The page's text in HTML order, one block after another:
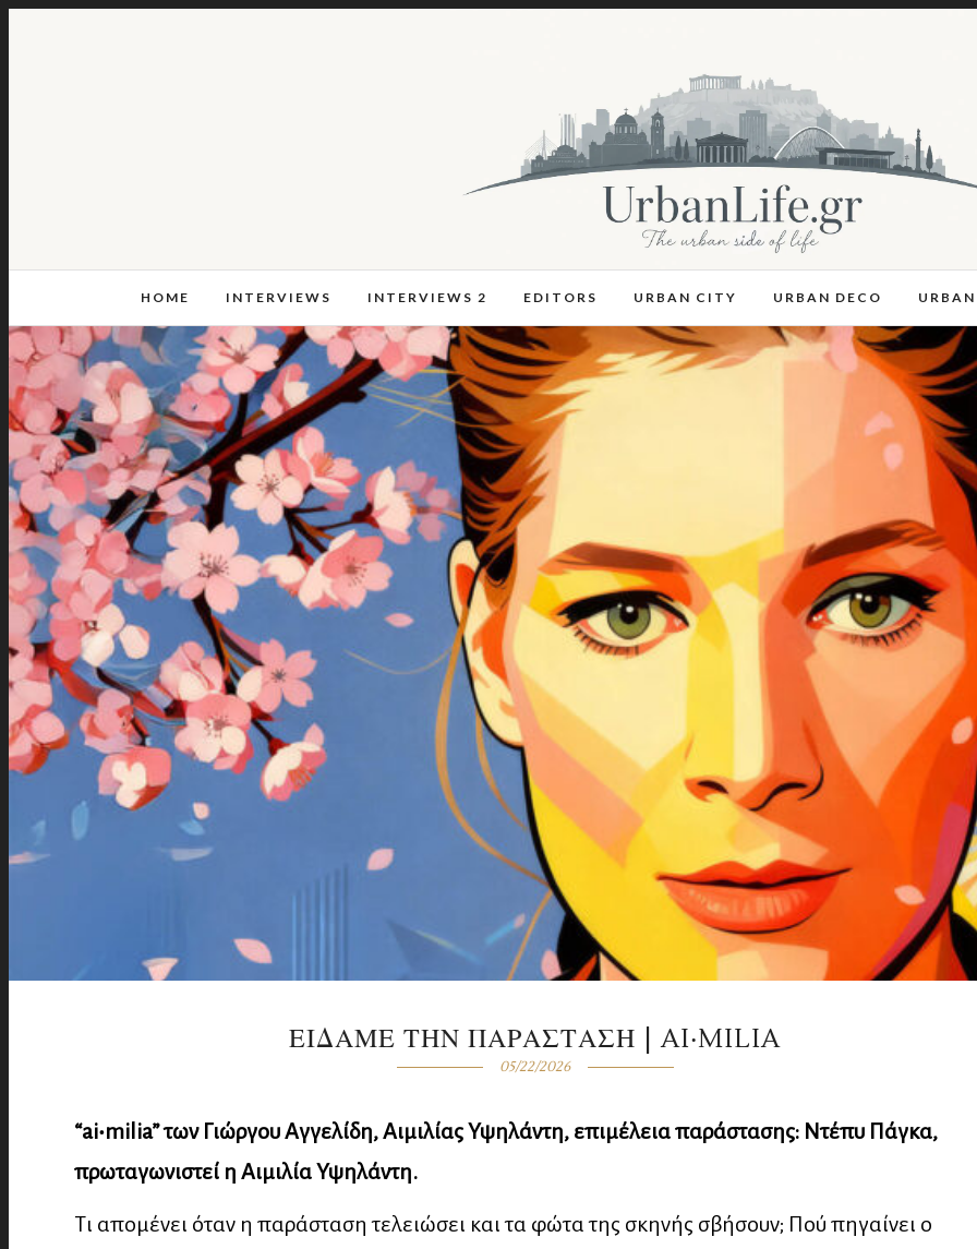
HOME INTERVIEWS INTERVIEWS 2 EDITORS URBAN CITY URBAN DECO
ΕΙΔΑΜΕ ΤΗΝ ΠΑΡΑΣΤΑΣΗ | AI‧MILIA
05/22/2026
“ai‧milia” των Γιώργου Αγγελίδη, Αιμιλίας Υψηλάντη, επιμέλεια παράστασης: Ντέπυ Πάγκα,
πρωταγωνιστεί η Αιμιλία Υψηλάντη.
Τι απομένει όταν η παράσταση τελειώσει και τα φώτα της σκηνής σβήσουν; Πού πηγαίνει ο